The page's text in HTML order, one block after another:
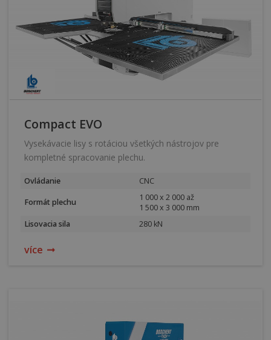
Compact EVO
Vysekávacie lisy s rotáciou všetkých nástrojov pre
kompletné spracovanie plechu.
Ovládanie CNC
Formát plechu
1 000 x 2 000 až
1 500 x 3 000 mm
Lisovacia sila
280 kN
více